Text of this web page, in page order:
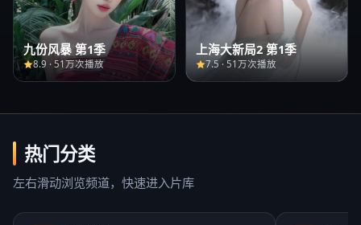
九份风暴 第1季
8.9 · 51万次播放
上海大新局2 第1季
7.5· 51万次播放
热门分类
左右滑动浏览频道，快速进入片库